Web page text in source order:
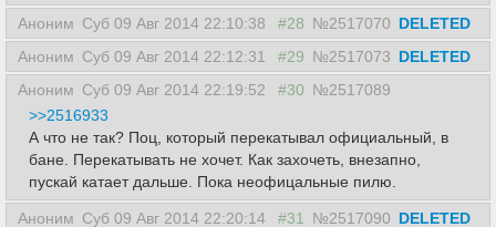
Аноним Суб 09 Авг 2014 22:10:38 #28 №2517070 DELETED
Аноним Суб 09 Авг 2014 22:12:31 #29 №2517073 DELETED
Аноним Суб 09 Авг 2014 22:19:52 #30 №2517089
>>2516933
А что не так? Поц, который перекатывал официальный, в
бане. Перекатывать не хочет. Как захочеть, внезапно,
пускай катает дальше. Пока неофицальные пилю.
Аноним Суб 09 Авг 2014 22:20:14 #31 №2517090 DELETED